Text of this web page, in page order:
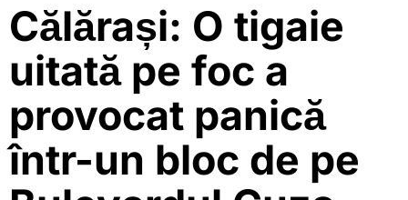
Călărași: O tigaie
uitată pe foc a
provocat panică
într-un bloc de pe